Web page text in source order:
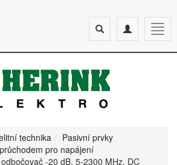
Toggle
navigation
Toggle
search
technika
Pasivní prvky
pro napájení
-20 dB, 5-2300 MHz, DC